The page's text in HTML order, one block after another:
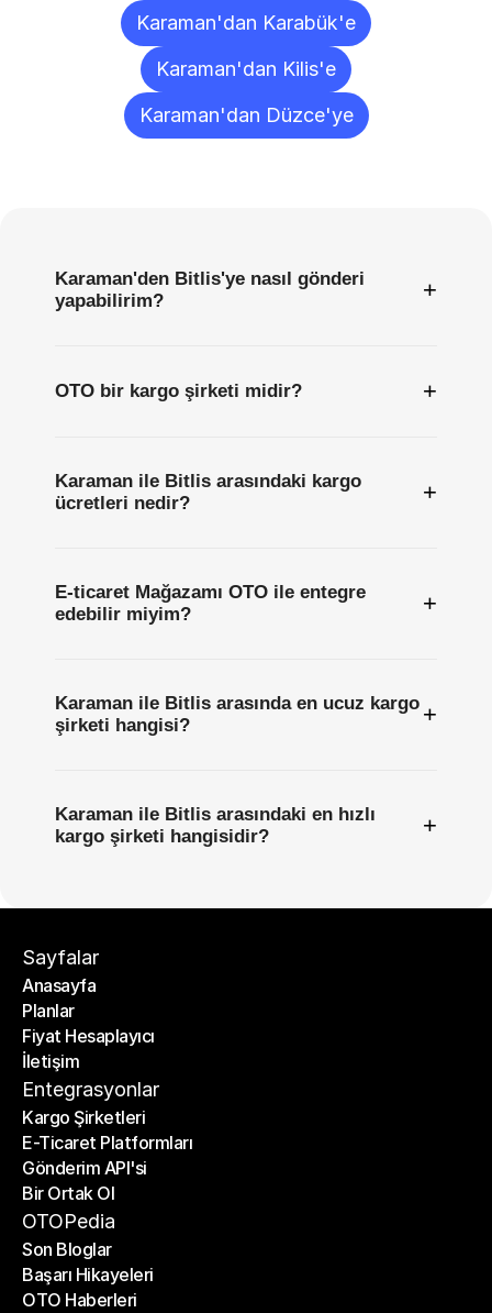
Karaman'dan Karabük'e
Karaman'dan Kilis'e
Karaman'dan Düzce'ye
Karaman'den Bitlis'ye nasıl gönderi
yapabilirim?
+
OTO bir kargo şirketi midir? +
Karaman ile Bitlis arasındaki kargo
ücretleri nedir?
+
E-ticaret Mağazamı OTO ile entegre
edebilir miyim?
+
Karaman ile Bitlis arasında en ucuz kargo
şirketi hangisi?
+
Karaman ile Bitlis arasındaki en hızlı
kargo şirketi hangisidir?
+
Sayfalar
Anasayfa
Anasayfa
Planlar
Planlar
Fiyat Hesaplayıcı
Fiyat Hesaplayıcı
İletişim
İletişim
Entegrasyonlar
Kargo Şirketleri
Kargo Şirketleri
E-Ticaret Platformları
E-Ticaret Platformları
Gönderim API'si
Gönderim API'si
Bir Ortak Ol
Bir Ortak Ol
OTOPedia
Son Bloglar
Son Bloglar
Başarı Hikayeleri
Başarı Hikayeleri
OTO Haberleri